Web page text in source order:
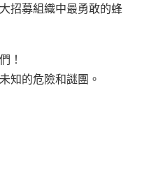
招募組織中最勇敢的蜂
！
知的危險和謎團。